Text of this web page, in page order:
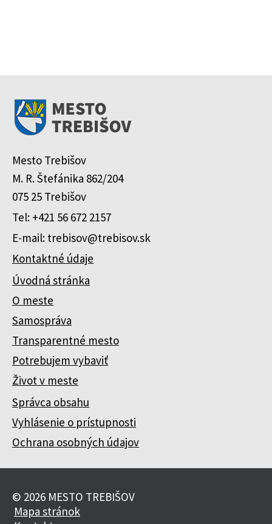
Mesto Trebišov
M. R. Štefánika 862/204
075 25 Trebišov
Tel: +421 56 672 2157
E-mail: trebisov@trebisov.sk
Kontaktné údaje
Úvodná stránka
O meste
Samospráva
Transparentné mesto
Potrebujem vybaviť
Život v meste
Správca obsahu
Vyhlásenie o prístupnosti
Ochrana osobných údajov
© 2026 MESTO TREBIŠOV
Mapa stránok